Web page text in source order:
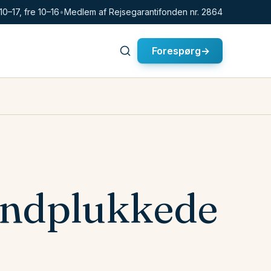
fre 10–16•Medlem af Rejsegarantifonden nr. 2864
Forespørg→